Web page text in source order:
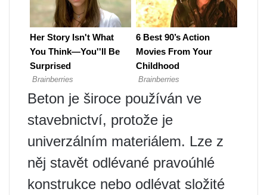
Beton je široce používán ve
stavebnictví, protože je
univerzálním materiálem. Lze z
něj stavět odlévané pravoúhlé
konstrukce nebo odlévat složité